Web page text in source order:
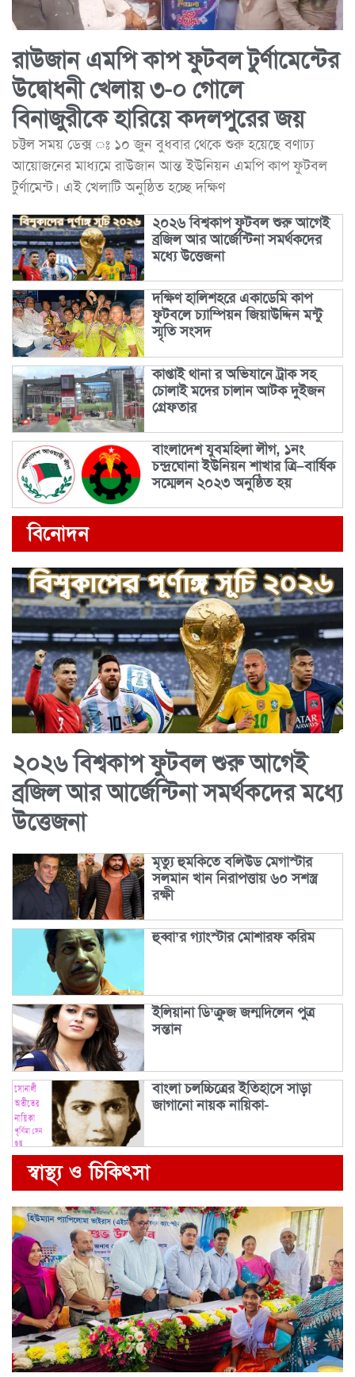
রাউজান এমপি কাপ ফুটবল টুর্ণামেন্টের
উদ্বোধনী খেলায় ৩-০ গোলে
বিনাজুরীকে হারিয়ে কদলপুরের জয়
চট্টল সময় ডেক্স ঃ ১০ জুন বুধবার থেকে শুরু হয়েছে বণাঢ্য
আয়োজনের মাধ্যমে রাউজান আন্ত ইউনিয়ন এমপি কাপ ফুটবল
টুর্ণামেন্ট। এই খেলাটি অনুষ্ঠিত হচ্ছে দক্ষিণ
২০২৬ বিশ্বকাপ ফুটবল শুরু আগেই
ব্রজিল আর আর্জেন্টিনা সমর্থকদের
মধ্যে উত্তেজনা
দক্ষিণ হালিশহরে একাডেমি কাপ
ফুটবলে চ্যাম্পিয়ন জিয়াউদ্দিন মন্টু
স্মৃতি সংসদ
কাপ্তাই থানা র অভিযানে ট্রাক সহ
চোলাই মদের চালান আটক দুইজন
গ্রেফতার
বাংলাদেশ যুবমহিলা লীগ, ১নং
চন্দ্রঘোনা ইউনিয়ন শাখার ত্রি–বার্ষিক
সম্মেলন ২০২৩ অনুষ্ঠিত হয়
বিনোদন
২০২৬ বিশ্বকাপ ফুটবল শুরু আগেই
ব্রজিল আর আর্জেন্টিনা সমর্থকদের মধ্যে
উত্তেজনা
মৃত্যু হুমকিতে বলিউড মেগাস্টার
সলমান খান নিরাপত্তায় ৬০ সশস্ত্র
রক্ষী
হুব্বা’র গ্যাংস্টার মোশারফ করিম
ইলিয়ানা ডি’ক্রুজ জন্মদিলেন পুত্র
সন্তান
বাংলা চলচ্চিত্রের ইতিহাসে সাড়া
জাগানো নায়ক নায়িকা-
স্বাস্থ্য ও চিকিৎসা